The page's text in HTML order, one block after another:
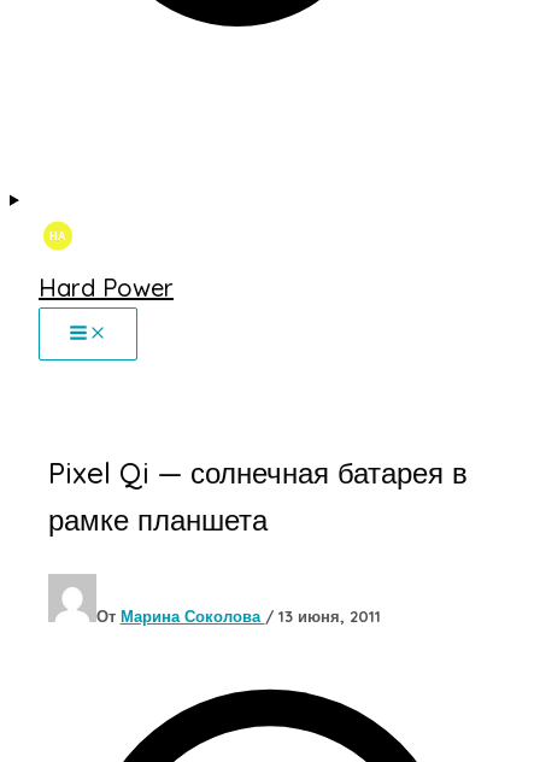
Hard Power
Pixel Qi — солнечная батарея в
рамке планшета
От Марина Соколова / 13 июня, 2011